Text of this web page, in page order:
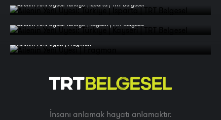
Ailenin Yeni Üyesi: Türkiye | Isparta | TRT Belgesel
Ailenin Yeni Üyesi: Türkiye | Kayseri | TRT Belgesel
Ailenin Yeni Üyesi | Fragman
İnsanı anlamak hayatı anlamaktır.